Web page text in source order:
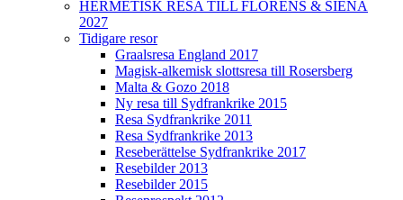
HERMETISK RESA TILL FLORENS & SIENA
2027
Tidigare resor
Graalsresa England 2017
Magisk-alkemisk slottsresa till Rosersberg
Malta & Gozo 2018
Ny resa till Sydfrankrike 2015
Resa Sydfrankrike 2011
Resa Sydfrankrike 2013
Reseberättelse Sydfrankrike 2017
Resebilder 2013
Resebilder 2015